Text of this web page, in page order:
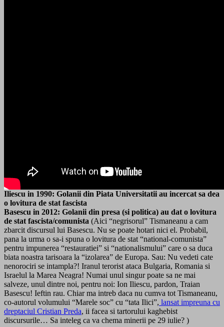
Iliescu in 1990: Golanii din Piata Universitatii au incercat sa dea
o lovitura de stat fascista
Basescu in 2012: Golanii din presa (si politica) au dat o lovitura
de stat fascista/comunista (Aici “negrisorul” Tismaneanu a cam
zbarcit discursul lui Basescu. Nu se poate hotari nici el. Probabil,
pana la urma o sa-i spuna o lovitura de stat “national-comunista”
pentru impunerea “restauratiei” si “nationalismului” care o sa duca
biata noastra tarisoara la “izolarea” de Europa. Sau: Nu vedeti cate
nenorociri se intampla?! Iranul terorist ataca Bulgaria, Romania si
Israelul la Marea Neagra! Numai unul singur poate sa ne mai
salveze, unul dintre noi, pentru noi: Ion Iliescu, pardon, Traian
Basescu! Ieftin rau. Chiar ma intreb daca nu cumva tot Tismaneanu,
co-autorul volumului “Marele soc” cu “tata Ilici”, lansat impreuna cu
dreptaciul Cristian Preda, ii facea si tartorului kaghebist
discursurile… Sa inteleg ca va chema minerii pe 29 iulie? )